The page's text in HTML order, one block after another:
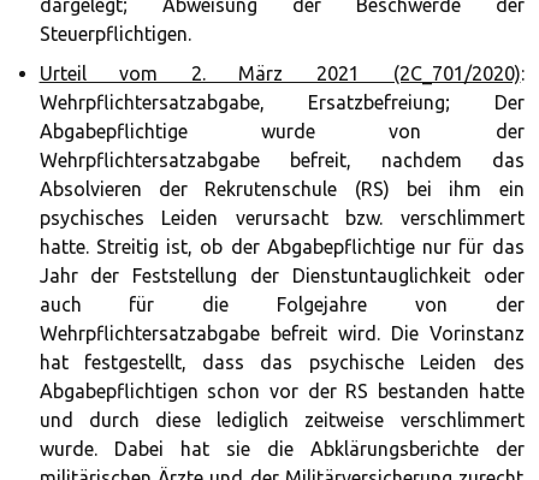
dargelegt; Abweisung der Beschwerde der
Steuerpflichtigen.
Urteil vom 2. März 2021 (2C_701/2020):
Wehrpflichtersatzabgabe, Ersatzbefreiung; Der
Abgabepflichtige wurde von der
Wehrpflichtersatzabgabe befreit, nachdem das
Absolvieren der Rekrutenschule (RS) bei ihm ein
psychisches Leiden verursacht bzw. verschlimmert
hatte. Streitig ist, ob der Abgabepflichtige nur für das
Jahr der Feststellung der Dienstuntauglichkeit oder
auch für die Folgejahre von der
Wehrpflichtersatzabgabe befreit wird. Die Vorinstanz
hat festgestellt, dass das psychische Leiden des
Abgabepflichtigen schon vor der RS bestanden hatte
und durch diese lediglich zeitweise verschlimmert
wurde. Dabei hat sie die Abklärungsberichte der